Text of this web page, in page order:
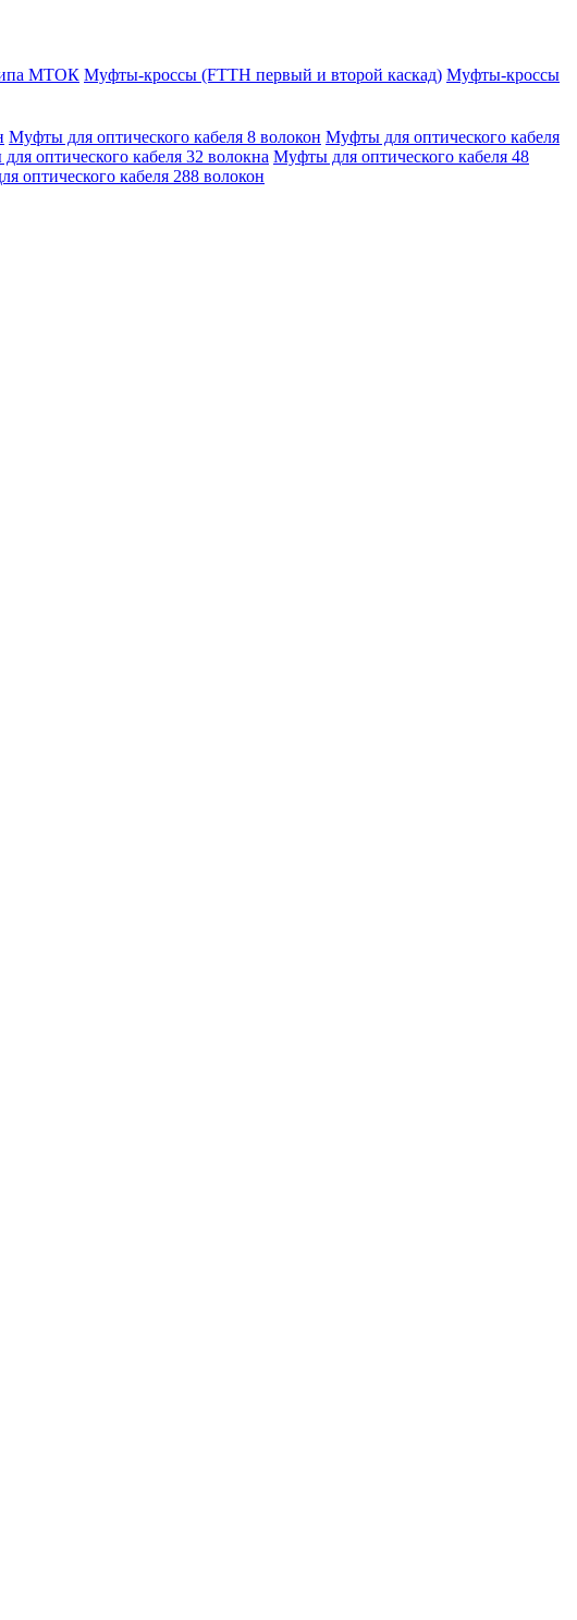
МТОК Муфты-кроссы (FTTH первый и второй каскад) Муфты-кроссы
Муфты для оптического кабеля 8 волокон Муфты для оптического кабеля
оптического кабеля 32 волокна Муфты для оптического кабеля 48
оптического кабеля 288 волокон